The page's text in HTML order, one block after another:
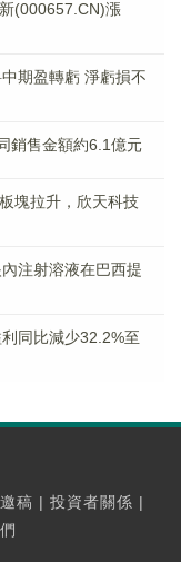
(000657.CN)漲
期盈轉虧 淨虧損不
銷售金額約6.1億元
塊拉升，欣天科技
注射溶液在巴西提
同比減少32.2%至
稿 | 投資者關係 |